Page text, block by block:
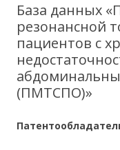
База данных
резонансной
пациентов с
(ПМТСПО)»